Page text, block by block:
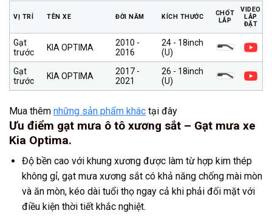
VỊ TRÍ TÊN XE ĐỜI NĂM KÍCH THƯỚC
CHỐT
LẮP
VIDEO
LẮP
ĐẶT
Gạt
trước
KIA OPTIMA
2010 -
2016
24 - 18inch
(U)
Gạt
trước
KIA OPTIMA
2017 -
2021
26 - 18inch
(U)
Mua thêm những sản phẩm khác tại đây
Ưu điểm gạt mưa ô tô xương sắt – Gạt mưa xe
Kia Optima.
Độ bền cao với khung xương được làm từ hợp kim thép
không gỉ, gạt mưa xương sắt có khả năng chống mài mòn
và ăn mòn, kéo dài tuổi thọ ngay cả khi phải đối mặt với
điều kiện thời tiết khắc nghiệt.